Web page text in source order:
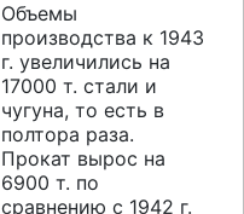
Объемы
производства к 1943
г. увеличились на
17000 т. стали и
чугуна, то есть в
полтора раза.
Прокат вырос на
6900 т. по
сравнению с 1942 г.